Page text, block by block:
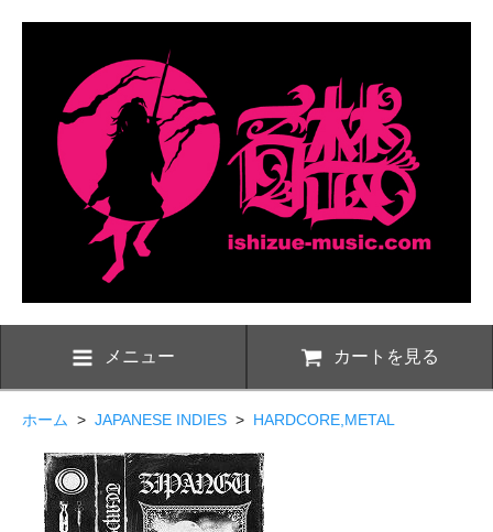
メニュー カートを見る
ホーム > JAPANESE INDIES > HARDCORE,METAL